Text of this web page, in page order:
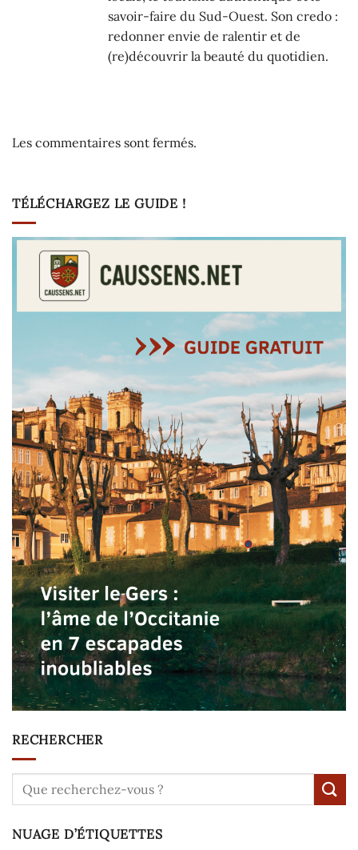
savoir-faire du Sud-Ouest. Son credo :
redonner envie de ralentir et de
(re)découvrir la beauté du quotidien.
Les commentaires sont fermés.
TÉLÉCHARGEZ LE GUIDE !
RECHERCHER
NUAGE D’ÉTIQUETTES